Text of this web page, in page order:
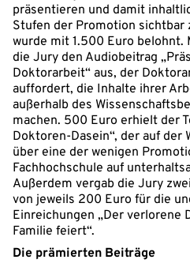
präsentieren und damit
Stufen der Promotion sichtbar
wurde mit 1.500 Euro belohnt.
die Jury den Audiobeitrag
Doktorarbeit“ aus, der
auffordert, die Inhalte ihrer
außerhalb des
machen. 500 Euro erhielt der
Doktoren-Dasein“, der auf der
über eine der wenigen
Fachhochschule auf
Außerdem vergab die Jury
von jeweils 200 Euro für die
Einreichungen „Der verlorene
Familie feiert“.
Die prämierten Beiträge